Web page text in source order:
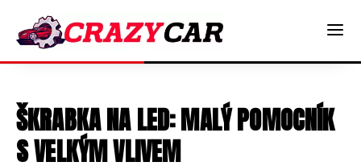
ŠKRABKA NA LED: MALÝ POMOCNÍK
S VELKÝM VLIVEM